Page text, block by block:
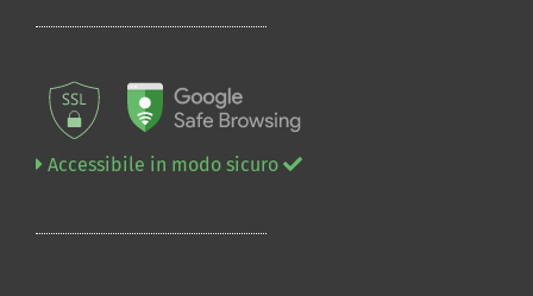
Accessibile in modo sicuro